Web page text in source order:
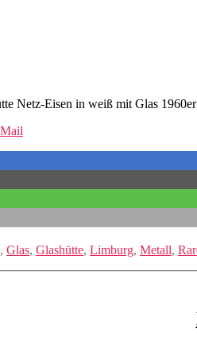
Netz-Eisen in weiß mit Glas
, Glas, Glashütte, Limburg, Metall,